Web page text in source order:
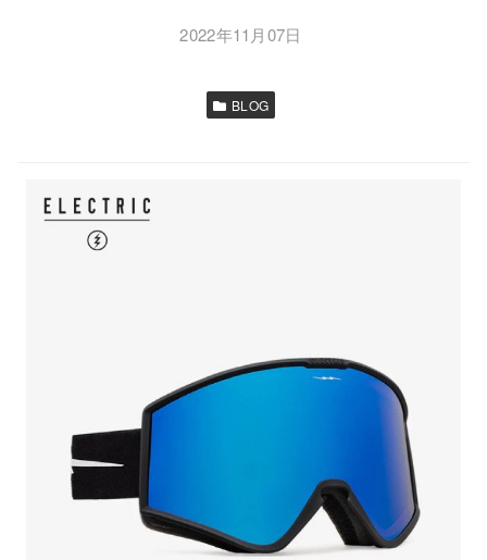
2022年11月07日
BLOG